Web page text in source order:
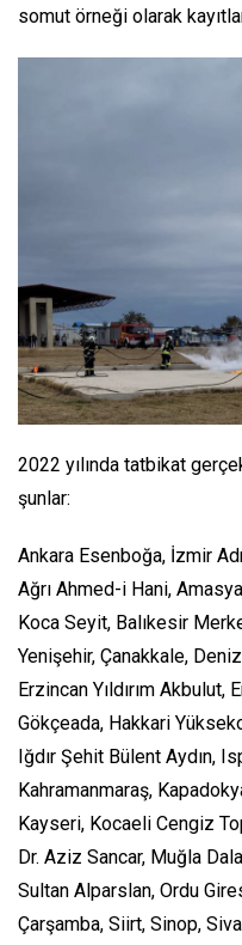
somut örneği olarak
2022 yılında tatbikat
şunlar:
Ankara Esenboğa, İzmir
Ağrı Ahmed-i Hani,
Koca Seyit, Balıkesir
Yenişehir, Çanakkale,
Erzincan Yıldırım
Gökçeada, Hakkari
Iğdır Şehit Bülent Aydın,
Kahramanmaraş,
Kayseri, Kocaeli Cengiz
Dr. Aziz Sancar, Muğla
Sultan Alparslan, Ordu
Çarşamba, Siirt, Sinop,